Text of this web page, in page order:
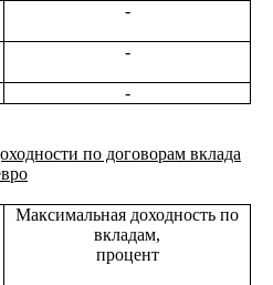
-
-
-
по договорам вклада
Максимальная доходность по
вкладам,
процент